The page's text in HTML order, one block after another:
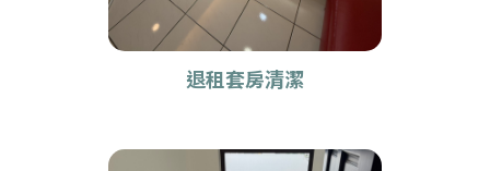
退租套房清潔